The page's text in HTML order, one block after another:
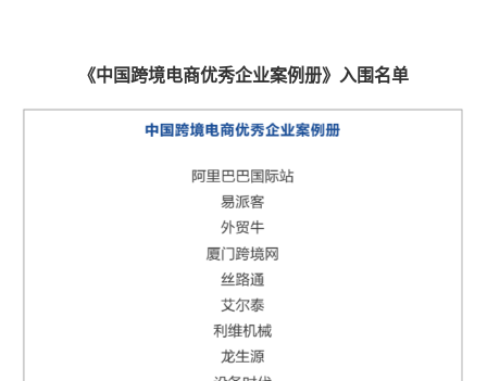
《中国跨境电商优秀企业案例册》入围名单